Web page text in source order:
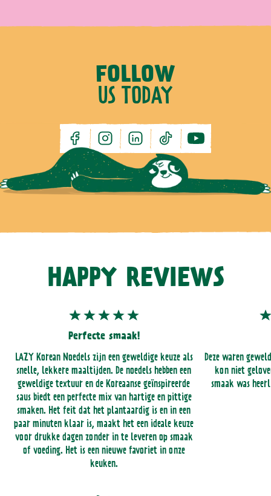
FOLLOW
US TODAY
facebookinstagramlinkedintiktok youtube
HAPPY REVIEWS
Perfecte smaak!
LAZY Korean Noedels zijn een geweldige keuze als
snelle, lekkere maaltijden. De noedels hebben een
geweldige textuur en de Koreaanse geïnspireerde
saus biedt een perfecte mix van hartige en pittige
smaken. Het feit dat het plantaardig is en in een
paar minuten klaar is, maakt het een ideale keuze
voor drukke dagen zonder in te leveren op smaak
of voeding. Het is een nieuwe favoriet in onze
keuken.
Deze waren
kon niet
smaak was